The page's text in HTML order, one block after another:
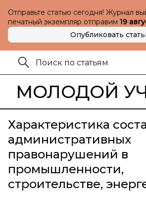
Отправьте статью сегодня! Журнал
печатный экземпляр отправим 19
Опубликовать
МОЛОДОЙ
Характеристика
административных
правонарушений в
промышленности,
строительстве,